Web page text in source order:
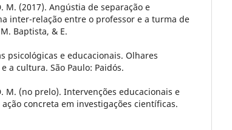
M. (2017). Angústia de separação e
inter-relação entre o professor e a turma de
Baptista, & E.
psicológicas e educacionais. Olhares
a cultura. São Paulo: Paidós.
M. (no prelo). Intervenções educacionais e
concreta em investigações científicas.